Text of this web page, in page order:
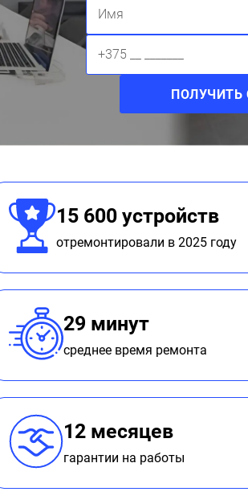
15 600 устройств
отремонтировали в 2025 году
29 минут
среднее время ремонта
12 месяцев
гарантии на работы